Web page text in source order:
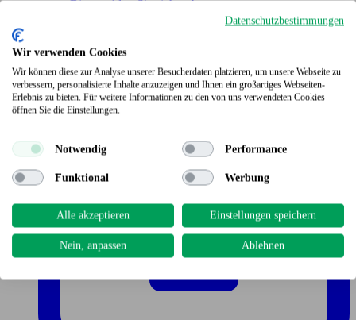
Bitte melden Sie sich an!
Datenschutzbestimmungen
Wir verwenden Cookies
Wir können diese zur Analyse unserer Besucherdaten platzieren, um unsere Webseite zu
verbessern, personalisierte Inhalte anzuzeigen und Ihnen ein großartiges Webseiten-
Erlebnis zu bieten. Für weitere Informationen zu den von uns verwendeten Cookies
öffnen Sie die Einstellungen.
Notwendig Performance
Funktional Werbung
Alle akzeptieren Einstellungen speichern
Nein, anpassen Ablehnen